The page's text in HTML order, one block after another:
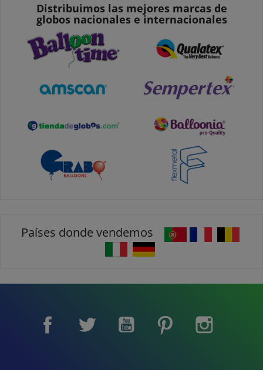
Distribuimos las mejores marcas de
globos nacionales e internacionales
Países donde vendemos
Facebook Twitter YouTube Pinterest